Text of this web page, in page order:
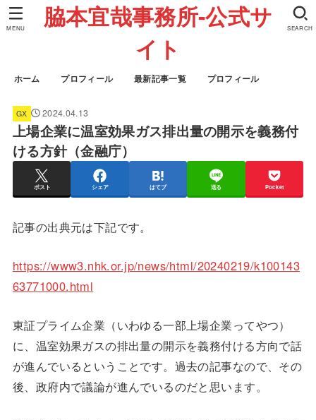
脇本宜哉事務所-公式サ
イト
ホーム プロフィール 最新記事一覧 プロフィール
SEARCH
MENU
GX 2024.04.13
上場企業に温室効果ガス排出量の開示を義務付
ける方針（金融庁）
ポスト シェア はてブ 送る Pocket
記事の出典元は下記です。
https://www3.nhk.or.jp/news/html/20240219/k100143
63771000.html
東証プライム企業（いわゆる一部上場企業ってやつ）
に、温室効果ガスの排出量の開示を義務付ける方向で話
が進んでいるということです。過去の記事なので、その
後、政府内で議論が進んでいるのだと思います。